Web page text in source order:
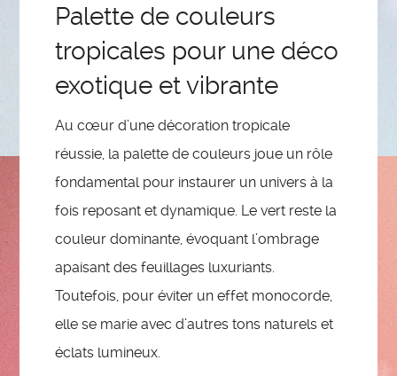
Palette de couleurs
tropicales pour une déco
exotique et vibrante
Au cœur d’une décoration tropicale
réussie, la palette de couleurs joue un rôle
fondamental pour instaurer un univers à la
fois reposant et dynamique. Le vert reste la
couleur dominante, évoquant l’ombrage
apaisant des feuillages luxuriants.
Toutefois, pour éviter un effet monocorde,
elle se marie avec d’autres tons naturels et
éclats lumineux.